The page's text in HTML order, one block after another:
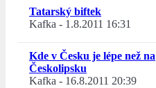
Tatarský biftek
Kafka - 1.8.2011 16:31
Kde v Česku je lépe než na
Českolipsku
Kafka - 16.8.2011 20:39